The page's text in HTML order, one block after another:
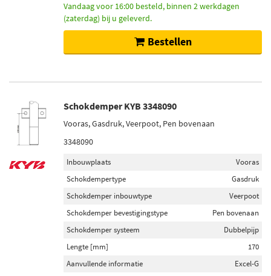
Vandaag voor 16:00 besteld, binnen 2 werkdagen
(zaterdag) bij u geleverd.
Bestellen
Schokdemper KYB 3348090
Vooras, Gasdruk, Veerpoot, Pen bovenaan
3348090
Inbouwplaats
Vooras
Schokdempertype
Gasdruk
Schokdemper inbouwtype
Veerpoot
Schokdemper bevestigingstype
Pen bovenaan
Schokdemper systeem
Dubbelpijp
Lengte [mm]
170
Aanvullende informatie
Excel-G